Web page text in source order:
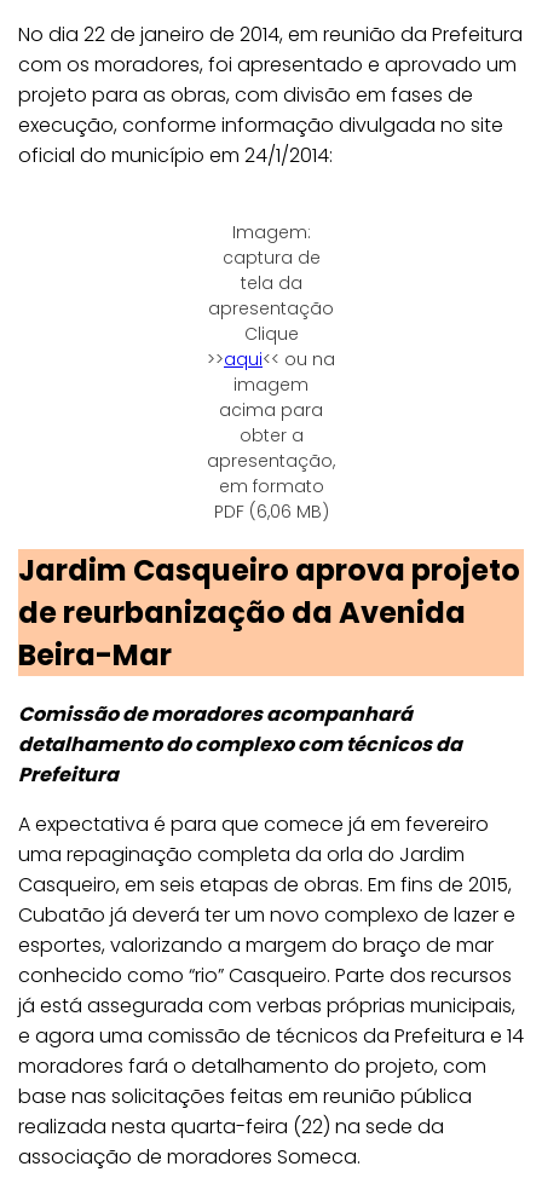
No dia 22 de janeiro de 2014, em reunião da Prefeitura
com os moradores, foi apresentado e aprovado um
projeto para as obras, com divisão em fases de
execução, conforme informação divulgada no site
oficial do município em 24/1/2014:
Imagem:
captura de
tela da
apresentação
Clique
>>aqui<< ou na
imagem
acima para
obter a
apresentação,
em formato
PDF (6,06 MB)
Jardim Casqueiro aprova projeto
de reurbanização da Avenida
Beira-Mar
Comissão de moradores acompanhará
detalhamento do complexo com técnicos da
Prefeitura
A expectativa é para que comece já em fevereiro
uma repaginação completa da orla do Jardim
Casqueiro, em seis etapas de obras. Em fins de 2015,
Cubatão já deverá ter um novo complexo de lazer e
esportes, valorizando a margem do braço de mar
conhecido como “rio” Casqueiro. Parte dos recursos
já está assegurada com verbas próprias municipais,
e agora uma comissão de técnicos da Prefeitura e 14
moradores fará o detalhamento do projeto, com
base nas solicitações feitas em reunião pública
realizada nesta quarta-feira (22) na sede da
associação de moradores Someca.